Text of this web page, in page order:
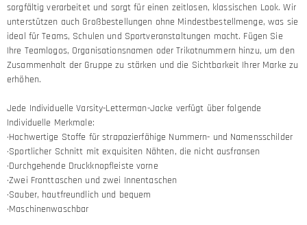
sorgfältig verarbeitet und sorgt für einen zeitlosen, klassischen Look. Wir
unterstützen auch Großbestellungen ohne Mindestbestellmenge, was sie
ideal für Teams, Schulen und Sportveranstaltungen macht. Fügen Sie
Ihre Teamlogos, Organisationsnamen oder Trikotnummern hinzu, um den
Zusammenhalt der Gruppe zu stärken und die Sichtbarkeit Ihrer Marke zu
erhöhen.
Jede Individuelle Varsity-Letterman-Jacke verfügt über folgende
Individuelle Merkmale:
·Hochwertige Stoffe für strapazierfähige Nummern- und Namensschilder
·Sportlicher Schnitt mit exquisiten Nähten, die nicht ausfransen
·Durchgehende Druckknopfleiste vorne
·Zwei Fronttaschen und zwei Innentaschen
·Sauber, hautfreundlich und bequem
·Maschinenwaschbar